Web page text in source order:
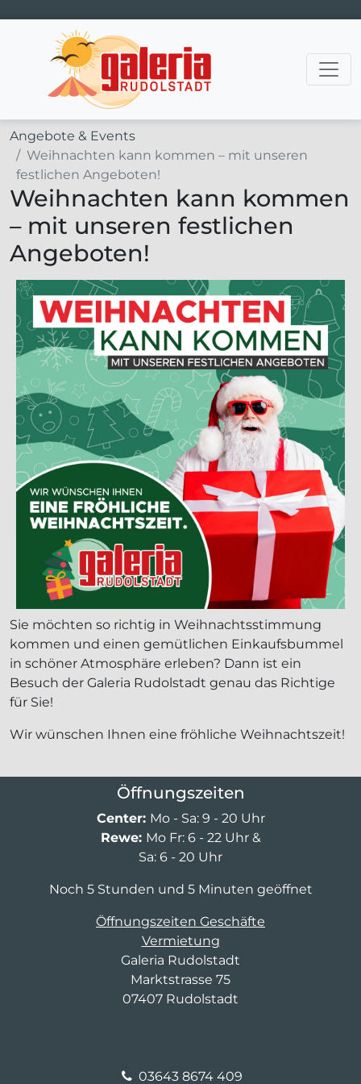
Hauptnavigation
Angebote & Events
Weihnachten kann kommen – mit unseren
festlichen Angeboten!
Weihnachten kann kommen
– mit unseren festlichen
Angeboten!
Sie möchten so richtig in Weihnachtsstimmung
kommen und einen gemütlichen Einkaufsbummel
in schöner Atmosphäre erleben? Dann ist ein
Besuch der Galeria Rudolstadt genau das Richtige
für Sie!
Wir wünschen Ihnen eine fröhliche Weihnachtszeit!
Öffnungszeiten
Center: Mo - Sa: 9 - 20 Uhr
Rewe: Mo Fr: 6 - 22 Uhr &
Sa: 6 - 20 Uhr
Noch 5 Stunden und 5 Minuten geöffnet
Öffnungszeiten Geschäfte
Vermietung
Galeria Rudolstadt
Marktstrasse 75
07407 Rudolstadt
03643 8674 409